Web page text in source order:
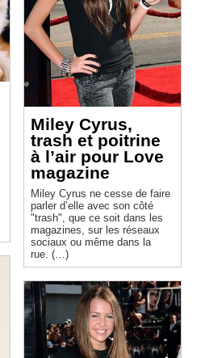
Miley Cyrus,
trash et poitrine
à l’air pour Love
magazine
Miley Cyrus ne cesse de faire
parler d’elle avec son côté
"trash", que ce soit dans les
magazines, sur les réseaux
sociaux ou même dans la
rue. (…)